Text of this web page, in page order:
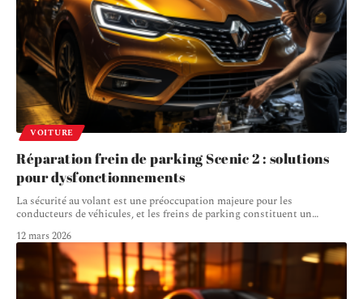
VOITURE
Réparation frein de parking Scenic 2 : solutions
pour dysfonctionnements
La sécurité au volant est une préoccupation majeure pour les
conducteurs de véhicules, et les freins de parking constituent un…
12 mars 2026